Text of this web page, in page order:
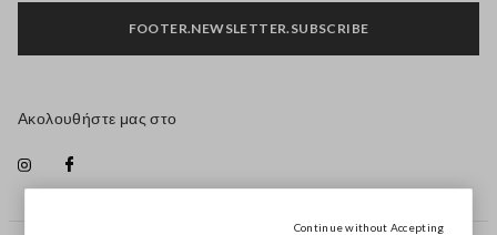
FOOTER.NEWSLETTER.SUBSCRIBE
Ακολουθήστε μας στο
Continue without Accepting